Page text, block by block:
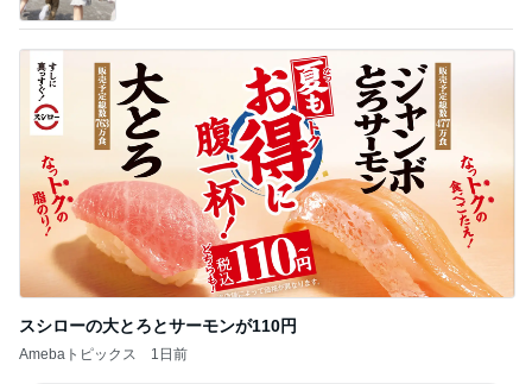
スシローの大とろとサーモンが110円
Amebaトピックス 1日前